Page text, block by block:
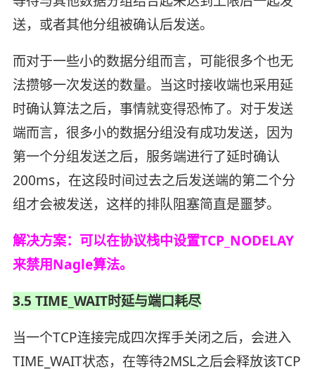
送，或者其他分组被确认后发送。
而对于一些小的数据分组而言，可能很多个也无
法攒够一次发送的数量。当这时接收端也采用延
时确认算法之后，事情就变得恐怖了。对于发送
端而言，很多小的数据分组没有成功发送，因为
第一个分组发送之后，服务端进行了延时确认
200ms，在这段时间过去之后发送端的第二个分
组才会被发送，这样的排队阻塞简直是噩梦。
解决方案：可以在协议栈中设置TCP_NODELAY
来禁用Nagle算法。
3.5 TIME_WAIT时延与端口耗尽
当一个TCP连接完成四次挥手关闭之后，会进入
TIME_WAIT状态，在等待2MSL之后会释放该TCP